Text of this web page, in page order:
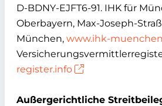
D-BDNY-EJFT6-91. IHK für
Oberbayern, Max-Joseph-
München, www.ihk-
register.info
Außergerichtliche